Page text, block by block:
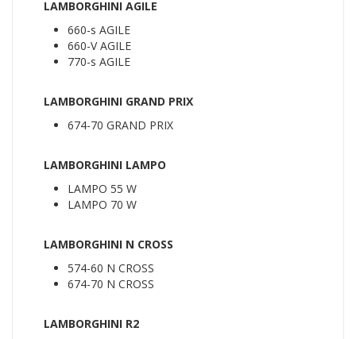
LAMBORGHINI AGILE
660-s AGILE
660-V AGILE
770-s AGILE
LAMBORGHINI GRAND PRIX
674-70 GRAND PRIX
LAMBORGHINI LAMPO
LAMPO 55 W
LAMPO 70 W
LAMBORGHINI N CROSS
574-60 N CROSS
674-70 N CROSS
LAMBORGHINI R2